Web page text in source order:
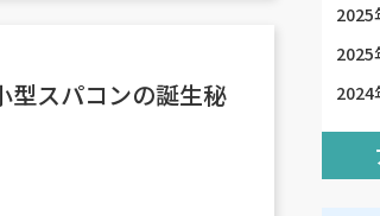
型スパコンの誕生秘
2025
2025
2024